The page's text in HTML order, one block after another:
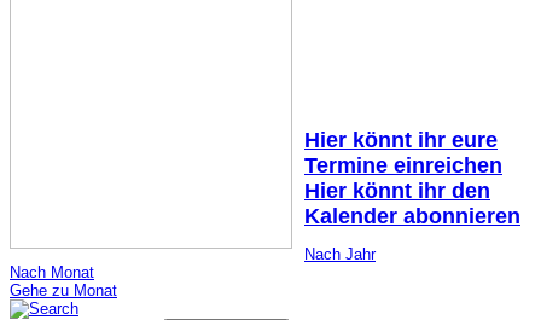
Hier könnt ihr eure
Termine einreichen
Hier könnt ihr den
Kalender abonnieren
Nach Jahr
Nach Monat
Gehe zu Monat